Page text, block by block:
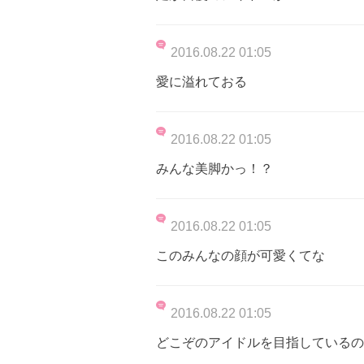
2016.08.22 01:05
愛に溢れておる
2016.08.22 01:05
みんな美脚かっ！？
2016.08.22 01:05
このみんなの顔が可愛くてな
2016.08.22 01:05
どこぞのアイドルを目指している